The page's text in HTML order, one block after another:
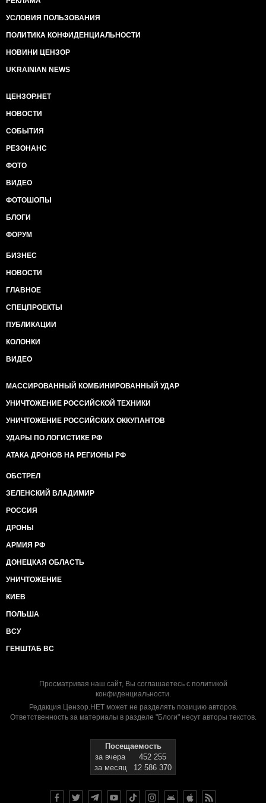
УСЛОВИЯ ПОЛЬЗОВАНИЯ
ПОЛИТИКА КОНФИДЕНЦИАЛЬНОСТИ
НОВИНИ ЦЕНЗОР
UKRAINIAN NEWS
ЦЕНЗОР.НЕТ
НОВОСТИ
СОБЫТИЯ
РЕЗОНАНС
ФОТО
ВИДЕО
ФОТОШОПЫ
БЛОГИ
ФОРУМ
БИЗНЕС
НОВОСТИ
ГЛАВНОЕ
СПЕЦПРОЕКТЫ
ПУБЛИКАЦИИ
КОЛОНКИ
ВИДЕО
МАССИРОВАННЫЙ КОМБИНИРОВАННЫЙ УДАР
УНИЧТОЖЕНИЕ РОССИЙСКОЙ ТЕХНИКИ
УНИЧТОЖЕНИЕ РОССИЙСКИХ ОККУПАНТОВ
УДАРЫ ПО ЛОГИСТИКЕ РФ
АТАКА ДРОНОВ НА РЕГИОНЫ РФ
ОБСТРЕЛ
ЗЕЛЕНСКИЙ ВЛАДИМИР
РОССИЯ
ДРОНЫ
АРМИЯ РФ
ДОНЕЦКАЯ ОБЛАСТЬ
УНИЧТОЖЕНИЕ
КИЕВ
ПОЛЬША
ВСУ
ГЕНШТАБ ВС
Просматривая наш сайт, Вы соглашаетесь с политикой
конфиденциальности.
Редакция Цензор.НЕТ может не разделять позицию авторов.
Ответственность за материалы в разделе "Блоги" несут авторы текстов.
Посещаемость
за вчера
452 255
за месяц
12 586 370